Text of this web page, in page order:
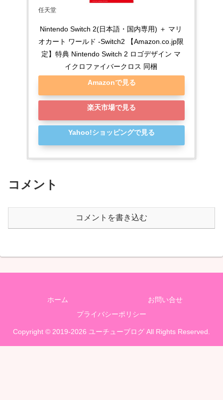
任天堂
Nintendo Switch 2(日本語・国内専用) ＋ マリ
オカート ワールド -Switch2 【Amazon.co.jp限
定】特典 Nintendo Switch 2 ロゴデザイン マ
イクロファイバークロス 同梱
Amazonで見る
楽天市場で見る
Yahoo!ショッピングで見る
コメント
コメントを書き込む
ホーム
お問い合せ
プライバシーポリシー
Copyright © 2019-2026 ユーチューブログ All Rights Reserved.